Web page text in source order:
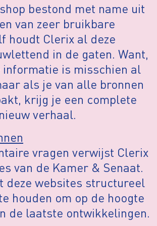
bestond met name uit
van zeer bruikbare
houdt Clerix al deze
in de gaten. Want,
informatie is misschien al
als je van alle bronnen
krijg je een complete
verhaal.
vragen verwijst Clerix
van de Kamer & Senaat.
deze websites structureel
houden om op de hoogte
de laatste ontwikkelingen.